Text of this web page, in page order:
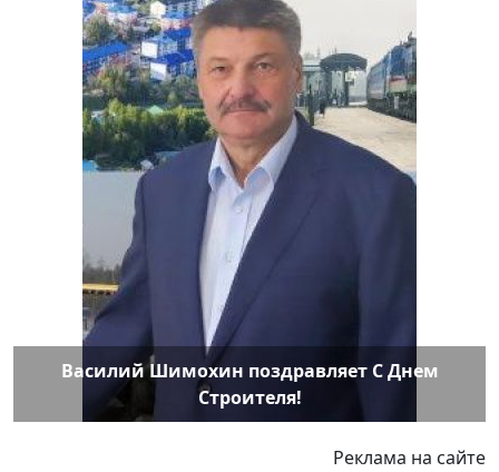
Василий Шимохин поздравляет С Днем
Строителя!
Реклама на сайте